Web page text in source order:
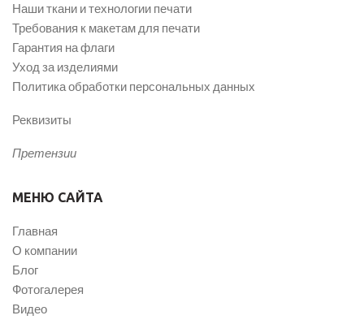
Наши ткани и технологии печати
Требования к макетам для печати
Гарантия на флаги
Уход за изделиями
Политика обработки персональных данных
Реквизиты
Претензии
МЕНЮ САЙТА
Главная
О компании
Блог
Фотогалерея
Видео